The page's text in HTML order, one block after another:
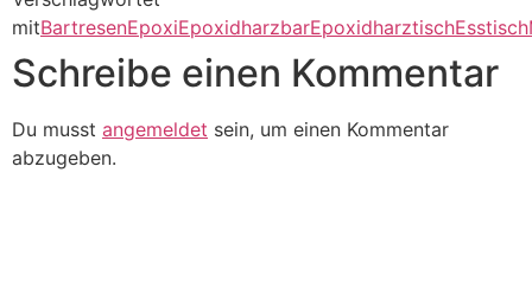
mitBartresenEpoxiEpoxidharzbarEpoxidharztischEsstisch
Schreibe einen Kommentar
Du musst angemeldet sein, um einen Kommentar
abzugeben.